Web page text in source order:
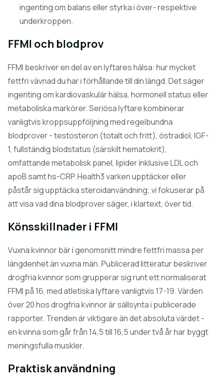
ingenting om balans eller styrka i över- respektive
underkroppen.
FFMI och blodprov
FFMI beskriver en del av en lyftares hälsa: hur mycket
fettfri vävnad du har i förhållande till din längd. Det säger
ingenting om kardiovaskulär hälsa, hormonell status eller
metaboliska markörer. Seriösa lyftare kombinerar
vanligtvis kroppsuppföljning med regelbundna
blodprover - testosteron (totalt och fritt), östradiol, IGF-
1, fullständig blodstatus (särskilt hematokrit),
omfattande metabolisk panel, lipider inklusive LDL och
apoB samt hs-CRP. Health3 varken upptäcker eller
påstår sig upptäcka steroidanvändning; vi fokuserar på
att visa vad dina blodprover säger, i klartext, över tid.
Könsskillnader i FFMI
Vuxna kvinnor bär i genomsnitt mindre fettfri massa per
längdenhet än vuxna män. Publicerad litteratur beskriver
drogfria kvinnor som grupperar sig runt ett normaliserat
FFMI på 16, med atletiska lyftare vanligtvis 17-19. Värden
över 20 hos drogfria kvinnor är sällsynta i publicerade
rapporter. Trenden är viktigare än det absoluta värdet -
en kvinna som går från 14,5 till 16,5 under två år har byggt
meningsfulla muskler.
Praktisk användning